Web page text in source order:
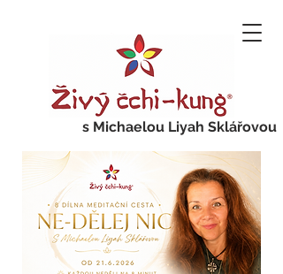
s Michaelou Liyah Sklářovou